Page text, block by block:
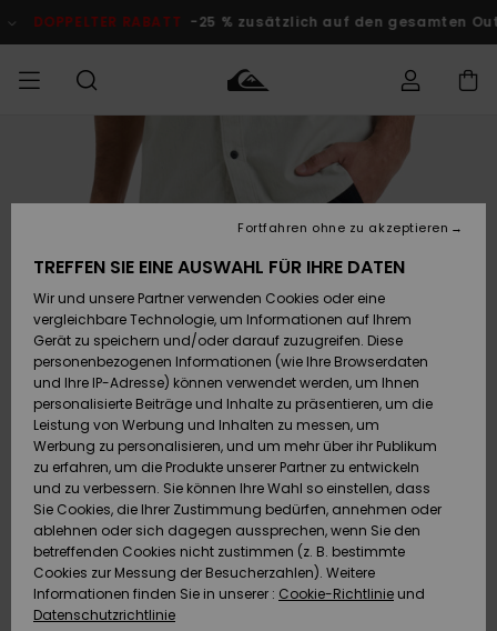
ProduktinformationRABATT -25 % zusätzlich auf den gesamten Outlet-
Kleidung
Accessoires
Schuhe&
Flip-Flops
Surf
Snow
Brandneu
Kleidung
Accessoires
Schuhe&
Flip-Flops
Surf
Snow
Brandneu
FRAUEN
Shop
Brandneu
Highlights
Snow
SURF
Surf Shop
Männer
Kinder
Highlights
Community
SNOW
Snow Shop
Männer
Snow Shop
Kinder
Snow Shop
Damen
Highlights
Community
DOPPELTER
RABATT
Outlet
Herren
KINDER
Outlet
Frauen
HILFE & KONTAKT
Bestellung
Retouren
Bezahlung
Geschenkkarte
Quiksilver
Freedom
Datenschutz
NACHHALTIGKEIT
TREFFEN SIE EINE AUSWAHL FÜR IHRE DATEN
Wir und unsere Partner verwenden Cookies oder eine
vergleichbare Technologie, um Informationen auf Ihrem
Gerät zu speichern und/oder darauf zuzugreifen. Diese
personenbezogenen Informationen (wie Ihre Browserdaten
und Ihre IP-Adresse) können verwendet werden, um Ihnen
personalisierte Beiträge und Inhalte zu präsentieren, um die
Leistung von Werbung und Inhalten zu messen, um
Werbung zu personalisieren, und um mehr über ihr Publikum
zu erfahren, um die Produkte unserer Partner zu entwickeln
und zu verbessern. Sie können Ihre Wahl so einstellen, dass
Sie Cookies, die Ihrer Zustimmung bedürfen, annehmen oder
ablehnen oder sich dagegen aussprechen, wenn Sie den
betreffenden Cookies nicht zustimmen (z. B. bestimmte
Cookies zur Messung der Besucherzahlen). Weitere
Informationen finden Sie in unserer : Cookie-Richtlinie und
Datenschutzrichtlinie
Fortfahren ohne zu akzeptieren